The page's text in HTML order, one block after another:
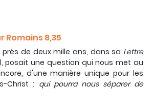
Romains 8,35
près de deux mille ans, dans sa Lettre
posait une question qui nous met au
d'une manière unique pour les
Christ : qui pourra nous séparer de